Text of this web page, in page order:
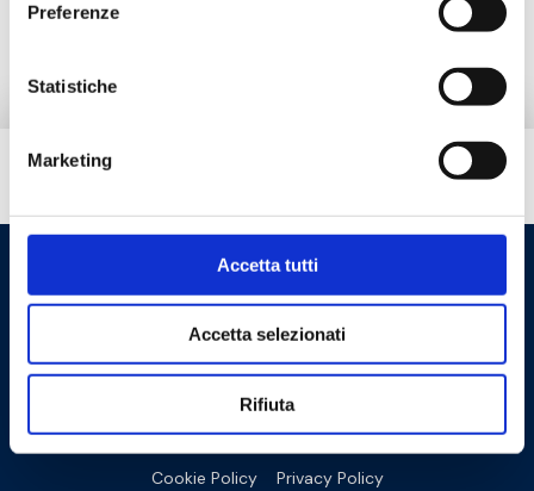
Preferenze
Statistiche
Marketing
Accetta tutti
Accetta selezionati
Rifiuta
Ersatzteile
Cookie Policy Privacy Policy